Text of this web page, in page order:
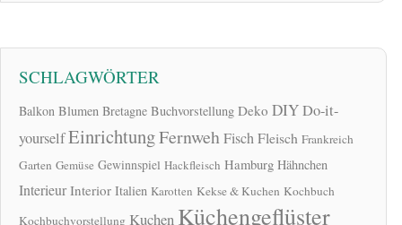
SCHLAGWÖRTER
Balkon Blumen Bretagne Buchvorstellung Deko DIYDo-it-
yourselfEinrichtungFernwehFischFleisch Frankreich
Garten Gemüse Gewinnspiel Hackfleisch Hamburg Hähnchen
Interieur Interior Italien Karotten Kekse & Kuchen Kochbuch
Kochbuchvorstellung Kuchen Küchengeflüster